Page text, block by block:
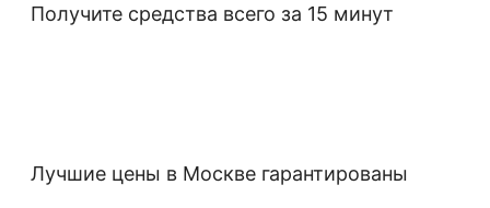
Получите средства всего за 15 минут
Лучшие цены в Москве гарантированы